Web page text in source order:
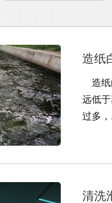
造纸
造纸
远低
过多，
清洗